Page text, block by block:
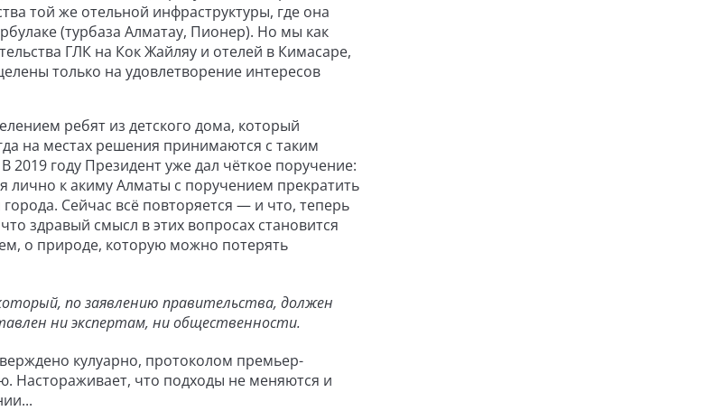
той же отельной инфраструктуры, где она
(турбаза Алматау, Пионер). Но мы как
ГЛК на Кок Жайляу и отелей в Кимасаре,
только на удовлетворение интересов
ребят из детского дома, который
на местах решения принимаются с таким
2019 году Президент уже дал чёткое поручение:
лично к акиму Алматы с поручением прекратить
Сейчас всё повторяется — и что, теперь
здравый смысл в этих вопросах становится
о природе, которую можно потерять
по заявлению правительства, должен
ни экспертам, ни общественности.
кулуарно, протоколом премьер-
Настораживает, что подходы не меняются и